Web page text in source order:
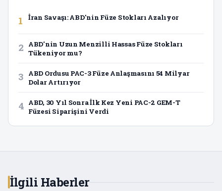
1 İran Savaşı: ABD'nin Füze Stokları Azalıyor
2
ABD'nin Uzun Menzilli Hassas Füze Stokları
Tükeniyor mu?
3
ABD Ordusu PAC-3 Füze Anlaşmasını 54 Milyar
Dolar Artırıyor
4 ABD, 30 Yıl Sonra İlk Kez Yeni PAC-2 GEM-T
Füzesi Siparişini Verdi
İlgili Haberler